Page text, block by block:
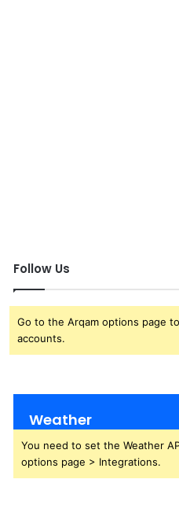
Follow Us
Go to the Arqam options page
accounts.
Weather
You need to set the Weather
options page > Integrations.